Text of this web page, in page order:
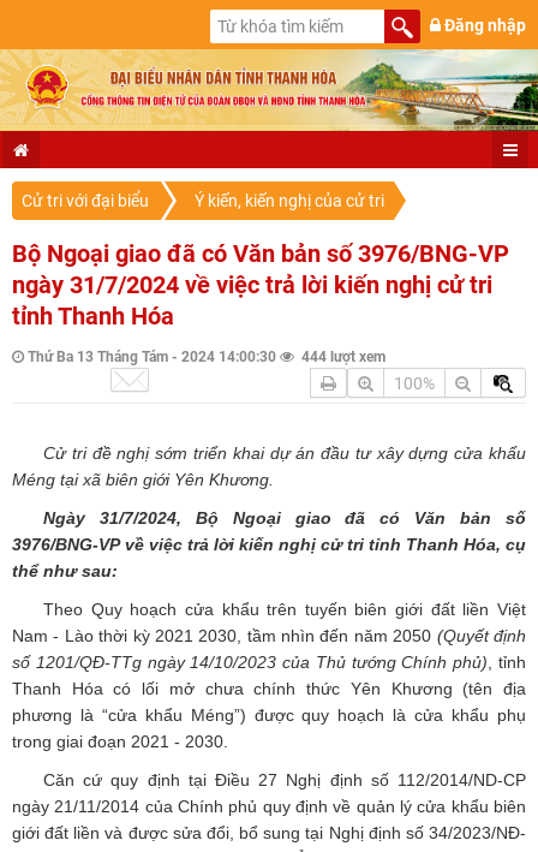
Đăng nhập
Cử tri với đại biểu Ý kiến, kiến nghị của cử tri
Bộ Ngoại giao đã có Văn bản số 3976/BNG-VP
ngày 31/7/2024 về việc trả lời kiến nghị cử tri
tỉnh Thanh Hóa
Thứ Ba 13 Tháng Tám - 2024 14:00:30 444 lượt xem
100%
Cử tri đề nghị sớm triển khai dự án đầu tư xây dựng cửa khẩu
Méng tại xã biên giới Yên Khương.
Ngày 31/7/2024, Bộ Ngoại giao
đã có Văn bản số
3976/BNG-VP về việc trả lời kiến nghị cử tri tỉnh Thanh Hóa, cụ
thể như sau:
Theo Quy hoạch cửa khẩu trên tuyến biên giới đất liền Việt
Nam - Lào thời kỳ 2021 2030, tầm nhìn đến năm 2050 (Quyết định
số 1201/QĐ-TTg ngày 14/10/2023 của Thủ tướng Chính phủ), tỉnh
Thanh Hóa có lối mở chưa chính thức Yên Khương (tên địa
phương là “cửa khẩu Méng”) được quy hoạch là cửa khẩu phụ
trong giai đoạn 2021 - 2030.
Căn cứ quy định tại Điều 27 Nghị định số 112/2014/ND-CP
ngày 21/11/2014 của Chính phủ quy định về quản lý cửa khẩu biên
giới đất liền và được sửa đổi, bổ sung tại Nghị định số 34/2023/NĐ-